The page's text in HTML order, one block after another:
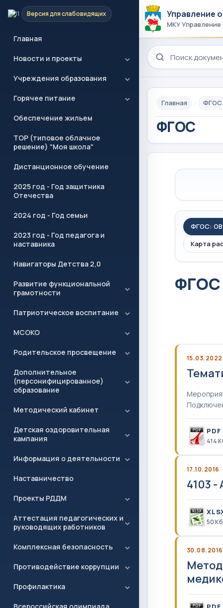
Версия для слабовидящих
Главная
Новости и проекты
Учреждения образования
Горячее питание
Обеспечение жильем
ТОР (типовое облачное
решение) "Моя школа"
Дистанционное обучение
2025 год - Год защитника
Отечества
2024 год - Год семьи
2023 год - Год педагога и
наставника
Навигаторы Детства 2,0
Развитие функциональной
грамотности
Патриотическое воспитание
МСОКО
Родительское просвещение
Дополнительное
(персонифицированное)
образование
Методический кабинет
Детская оздоровительная
кампания
Информация о деятельности
Наставничество
Проекты РДДМ
Аттестация педагогических и
руководящих работников
Комплексная безопасность
Противодействие коррупции
Профилактика
Управление
МКУ Управление
Поиск по сайту
Главная ФГОС
ФГОС
ФГОС:
Карта
15.03.2022
PDF
414
17.10.2016
4103
50 Кб
30.08.2016